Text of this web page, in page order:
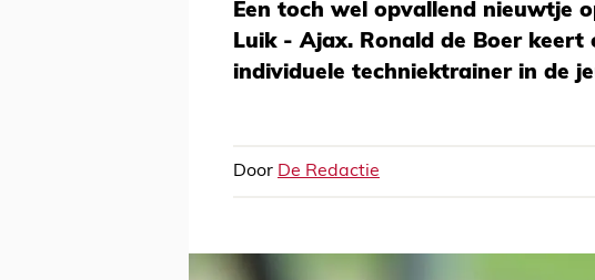
Een toch wel opvallend nieuwtje
Luik - Ajax. Ronald de Boer keert
individuele techniektrainer in de
Door De Redactie